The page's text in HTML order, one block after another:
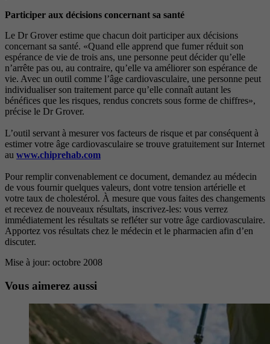
Participer aux décisions concernant sa santé
Le Dr Grover estime que chacun doit participer aux décisions
concernant sa santé. «Quand elle apprend que fumer réduit son
espérance de vie de trois ans, une personne peut décider qu’elle
n’arrête pas ou, au contraire, qu’elle va améliorer son espérance de
vie. Avec un outil comme l’âge cardiovasculaire, une personne peut
individualiser son traitement parce qu’elle connaît autant les
bénéfices que les risques, rendus concrets sous forme de chiffres»,
précise le Dr Grover.
L’outil servant à mesurer vos facteurs de risque et par conséquent à
estimer votre âge cardiovasculaire se trouve gratuitement sur Internet
au www.chiprehab.com
Pour remplir convenablement ce document, demandez au médecin
de vous fournir quelques valeurs, dont votre tension artérielle et
votre taux de cholestérol. À mesure que vous faites des changements
et recevez de nouveaux résultats, inscrivez-les: vous verrez
immédiatement les résultats se refléter sur votre âge cardiovasculaire.
Apportez vos résultats chez le médecin et le pharmacien afin d’en
discuter.
Mise à jour: octobre 2008
Vous aimerez aussi